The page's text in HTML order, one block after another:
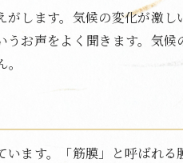
します。気候の変化が激
うお声をよく聞きます。気
ます。「筋膜」と呼ばれ